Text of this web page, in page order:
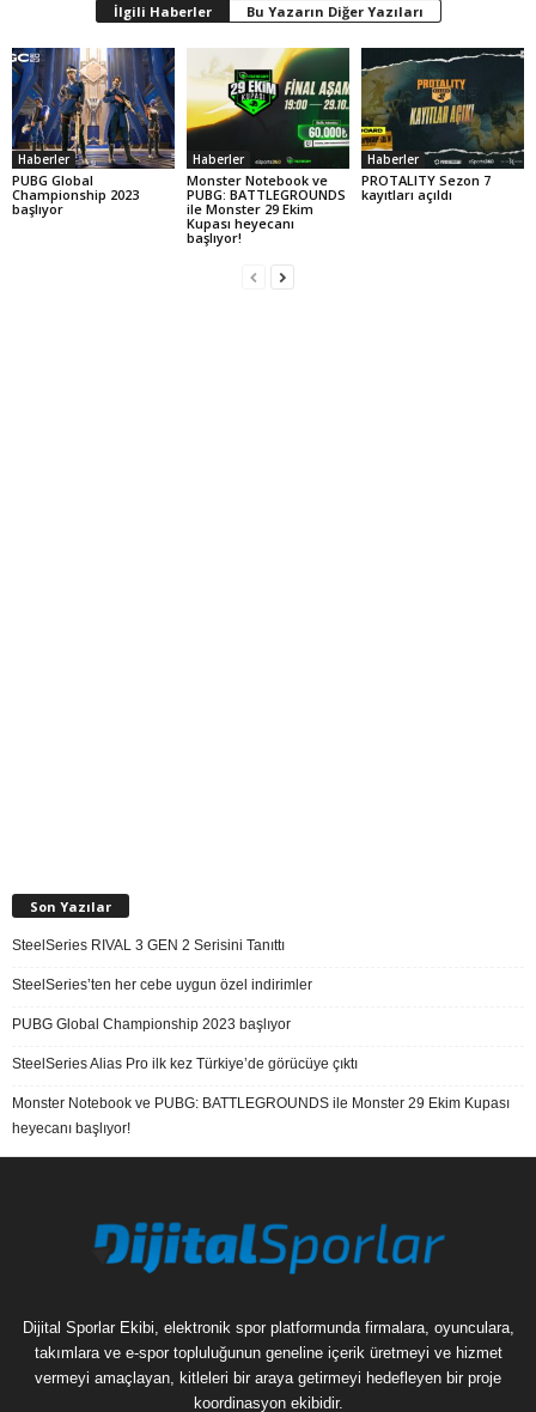
İlgili Haberler Bu Yazarın Diğer Yazıları
Haberler
PUBG Global
Championship 2023
başlıyor
Haberler
Monster Notebook ve
PUBG: BATTLEGROUNDS
ile Monster 29 Ekim
Kupası heyecanı
başlıyor!
Haberler
PROTALITY Sezon 7
kayıtları açıldı
Son Yazılar
SteelSeries RIVAL 3 GEN 2 Serisini Tanıttı
SteelSeries’ten her cebe uygun özel indirimler
PUBG Global Championship 2023 başlıyor
SteelSeries Alias Pro ilk kez Türkiye’de görücüye çıktı
Monster Notebook ve PUBG: BATTLEGROUNDS ile Monster 29 Ekim Kupası
heyecanı başlıyor!
Dijital Sporlar Ekibi, elektronik spor platformunda firmalara, oyunculara,
takımlara ve e-spor topluluğunun geneline içerik üretmeyi ve hizmet
vermeyi amaçlayan, kitleleri bir araya getirmeyi hedefleyen bir proje
koordinasyon ekibidir.